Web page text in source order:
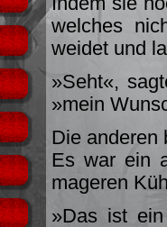
welches
weidet und
»Seht«,
»mein
Die anderen
Es war ein
mageren
»Das ist